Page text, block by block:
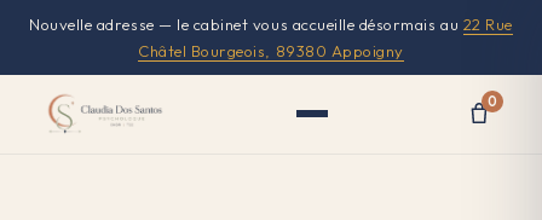
Nouvelle adresse — le cabinet vous accueille désormais au 22 Rue
Châtel Bourgeois, 89380 Appoigny
0